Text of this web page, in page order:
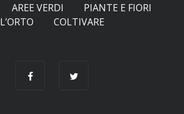
AREE VERDI
PIANTE E FIORI
L’ORTO
COLTIVARE